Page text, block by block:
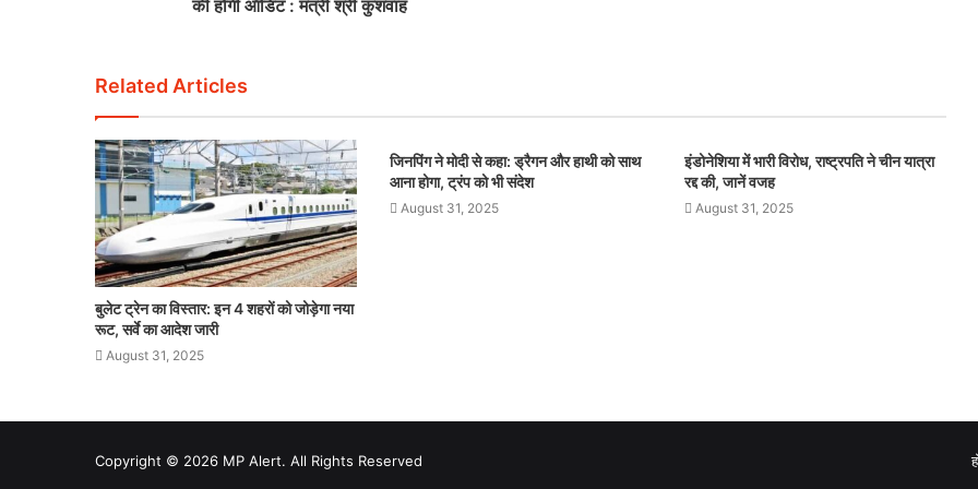
की होगी ऑडिट : मंत्री श्री कुशवाह
Related Articles
बुलेट ट्रेन का विस्तार: इन 4 शहरों को जोड़ेगा नया
रूट, सर्वे का आदेश जारी
August 31, 2025
जिनपिंग ने मोदी से कहा: ड्रैगन और हाथी को साथ
आना होगा, ट्रंप को भी संदेश
August 31, 2025
इंडोनेशिया में भारी विरोध, राष्ट्रपति ने चीन यात्रा
रद्द की, जानें वजह
August 31, 2025
Copyright © 2026 MP Alert. All Rights Reserved